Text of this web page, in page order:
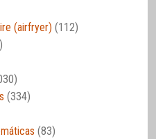
(airfryer) (112)
(334)
(83)